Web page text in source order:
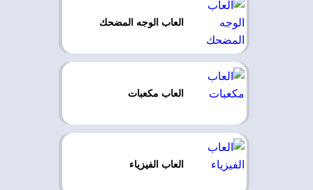
العاب الوجه المضحك
العاب مكعبات
العاب الفيزياء